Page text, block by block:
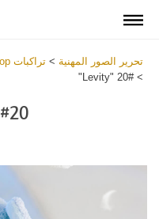
تحرير الصور المهنية > تراكبات Photoshop
>
#20 "Levity"
#20 "Levity"